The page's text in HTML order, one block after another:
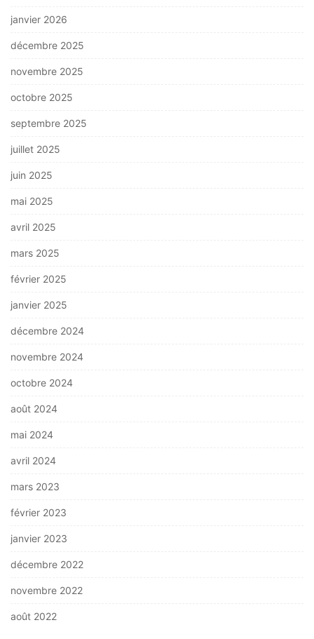
janvier 2026
décembre 2025
novembre 2025
octobre 2025
septembre 2025
juillet 2025
juin 2025
mai 2025
avril 2025
mars 2025
février 2025
janvier 2025
décembre 2024
novembre 2024
octobre 2024
août 2024
mai 2024
avril 2024
mars 2023
février 2023
janvier 2023
décembre 2022
novembre 2022
août 2022